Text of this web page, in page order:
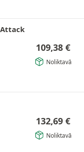
109,38 €
Noliktavā
132,69 €
Noliktavā